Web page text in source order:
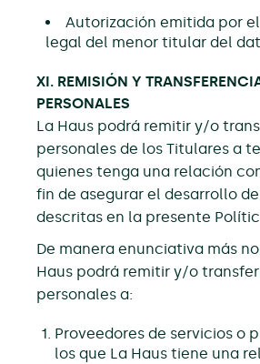
Autorización emitida por
legal del menor titular del
XI. REMISIÓN Y
PERSONALES
La Haus podrá remitir y/o
personales de los Titulares a
quienes tenga una relación
fin de asegurar el desarrollo
descritas en la presente
De manera enunciativa más
Haus podrá remitir y/o
personales a:
Proveedores de servicios o
los que La Haus tiene una